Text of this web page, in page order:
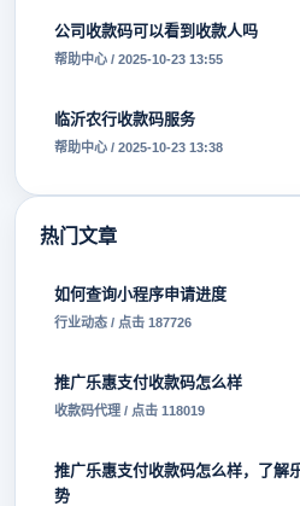
公司收款码可以看到收款人吗
帮助中心 / 2025-10-23 13:55
临沂农行收款码服务
帮助中心 / 2025-10-23 13:38
热门文章
如何查询小程序申请进度
行业动态 / 点击 187726
推广乐惠支付收款码怎么样
收款码代理 / 点击 118019
推广乐惠支付收款码怎么样，了解
势